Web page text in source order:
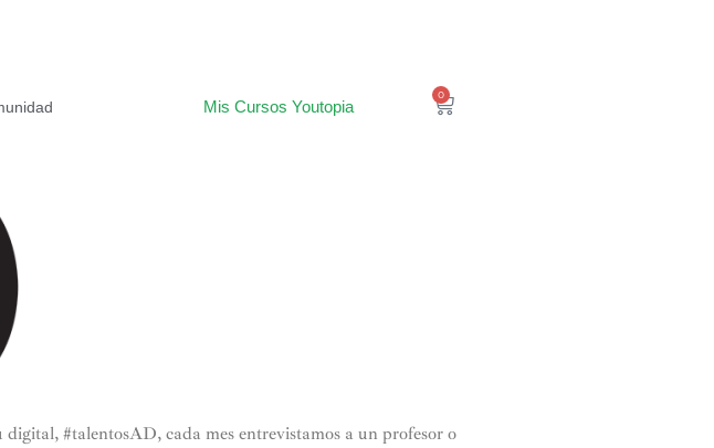
Mis Cursos Youtopia
0
#talentosAD, cada mes entrevistamos a un profesor o